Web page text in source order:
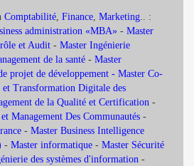
Comptabilité, Finance, Marketing.. :
administration «MBA» - Master
et Audit - Master Ingénierie
de la santé - Master
projet de développement - Master Co-
et Transformation Digitale des
de la Qualité et Certification -
Management Des Communautés -
- Master Business Intelligence
- Master informatique - Master Sécurité
des systèmes d'information -